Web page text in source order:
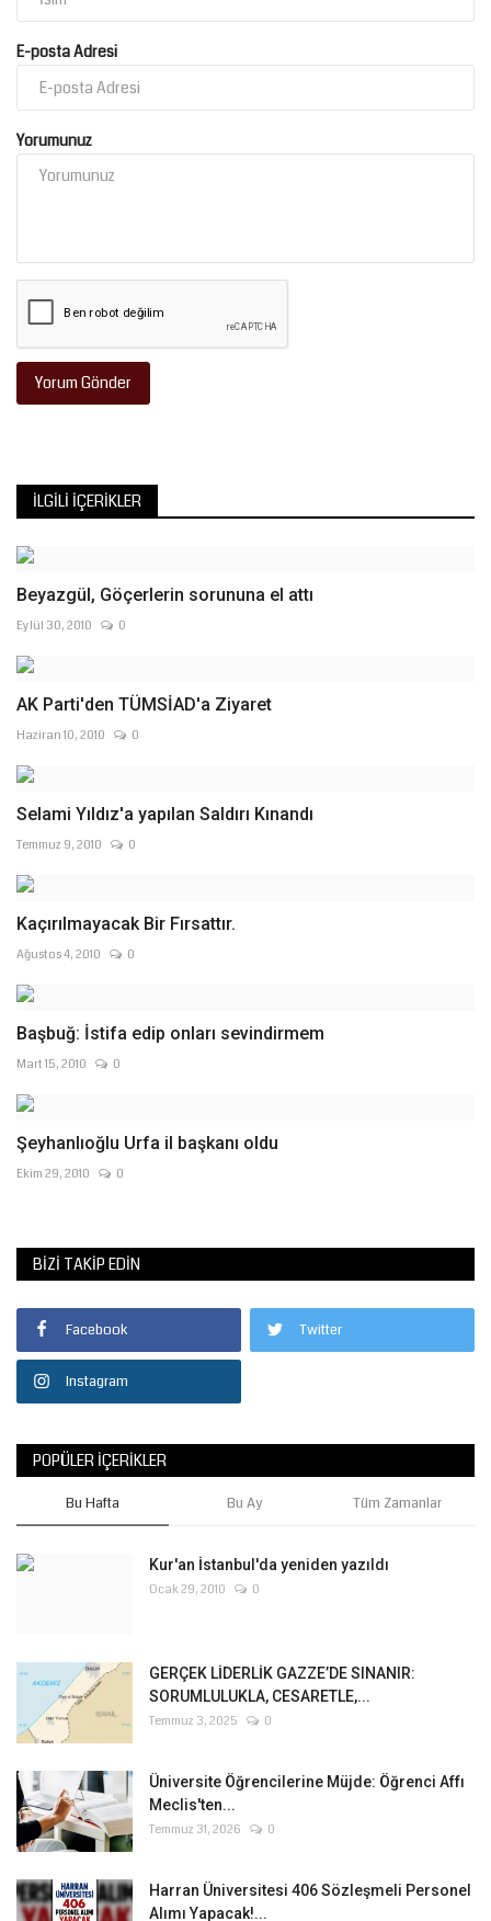
E-posta Adresi
Yorumunuz
Yorum Gönder
İLGILI İÇERIKLER
Beyazgül, Göçerlerin sorununa el attı
Eylül 30, 2010 0
AK Parti'den TÜMSİAD'a Ziyaret
Haziran 10, 2010 0
Selami Yıldız'a yapılan Saldırı Kınandı
Temmuz 9, 2010 0
Kaçırılmayacak Bir Fırsattır.
Ağustos 4, 2010 0
Başbuğ: İstifa edip onları sevindirmem
Mart 15, 2010 0
Ekim 29, 2010 0
BIZI TAKIP EDIN
Facebook Twitter
Instagram
POPÜLER İÇERIKLER
Bu Hafta Bu Ay Tüm Zamanlar
Kur'an İstanbul'da yeniden yazıldı
Ocak 29, 2010 0
GERÇEK LİDERLİK GAZZE’DE SINANIR:
SORUMLULUKLA, CESARETLE,...
Temmuz 3, 2025 0
Üniversite Öğrencilerine Müjde: Öğrenci Affı
Meclis'ten...
Temmuz 31, 2026 0
Harran Üniversitesi 406 Sözleşmeli Personel
Alımı Yapacak!...